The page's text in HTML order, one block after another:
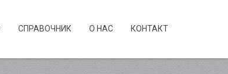
CПРАВОЧНИК О НАС КОНТАКТ